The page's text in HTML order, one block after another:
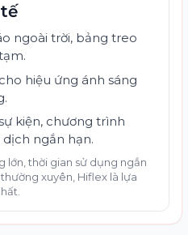
ngoài trời, bảng treo
hiệu ứng ánh sáng
kiện, chương trình
ngắn hạn.
lớn, thời gian sử dụng ngắn
xuyên, Hiflex là lựa